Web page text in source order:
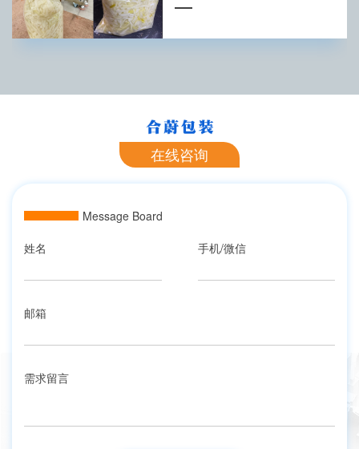
在线咨询
Message Board
姓名
手机/微信
邮箱
需求留言